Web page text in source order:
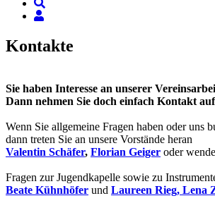
Kontakte
Sie haben Interesse an unserer
Dann nehmen Sie doch einfach Kontakt
Wenn Sie allgemeine Fragen haben oder uns
dann treten Sie an unsere Vorstände heran
Valentin Schäfer, Florian Geiger oder
Fragen zur Jugendkapelle sowie zu
Beate Kühnhöfer und Laureen Rieg, Lena